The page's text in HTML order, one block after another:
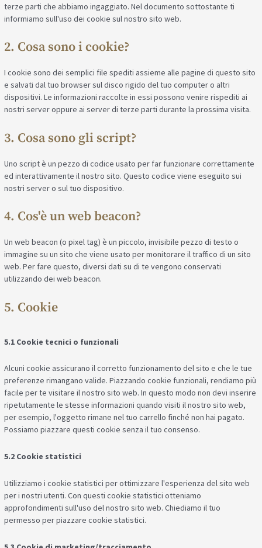
terze parti che abbiamo ingaggiato. Nel documento sottostante ti
informiamo sull'uso dei cookie sul nostro sito web.
2. Cosa sono i cookie?
I cookie sono dei semplici file spediti assieme alle pagine di questo sito
e salvati dal tuo browser sul disco rigido del tuo computer o altri
dispositivi. Le informazioni raccolte in essi possono venire rispediti ai
nostri server oppure ai server di terze parti durante la prossima visita.
3. Cosa sono gli script?
Uno script è un pezzo di codice usato per far funzionare correttamente
ed interattivamente il nostro sito. Questo codice viene eseguito sui
nostri server o sul tuo dispositivo.
4. Cos'è un web beacon?
Un web beacon (o pixel tag) è un piccolo, invisibile pezzo di testo o
immagine su un sito che viene usato per monitorare il traffico di un sito
web. Per fare questo, diversi dati su di te vengono conservati
utilizzando dei web beacon.
5. Cookie
5.1 Cookie tecnici o funzionali
Alcuni cookie assicurano il corretto funzionamento del sito e che le tue
preferenze rimangano valide. Piazzando cookie funzionali, rendiamo più
facile per te visitare il nostro sito web. In questo modo non devi inserire
ripetutamente le stesse informazioni quando visiti il nostro sito web,
per esempio, l'oggetto rimane nel tuo carrello finché non hai pagato.
Possiamo piazzare questi cookie senza il tuo consenso.
5.2 Cookie statistici
Utilizziamo i cookie statistici per ottimizzare l'esperienza del sito web
per i nostri utenti. Con questi cookie statistici otteniamo
approfondimenti sull'uso del nostro sito web. Chiediamo il tuo
permesso per piazzare cookie statistici.